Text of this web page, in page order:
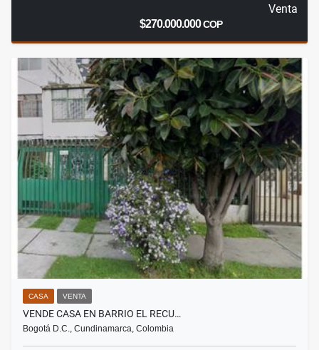
Venta
$270.000.000COP
CASA VENTA
VENDE CASA EN BARRIO EL RECU…
Bogotá D.C., Cundinamarca, Colombia